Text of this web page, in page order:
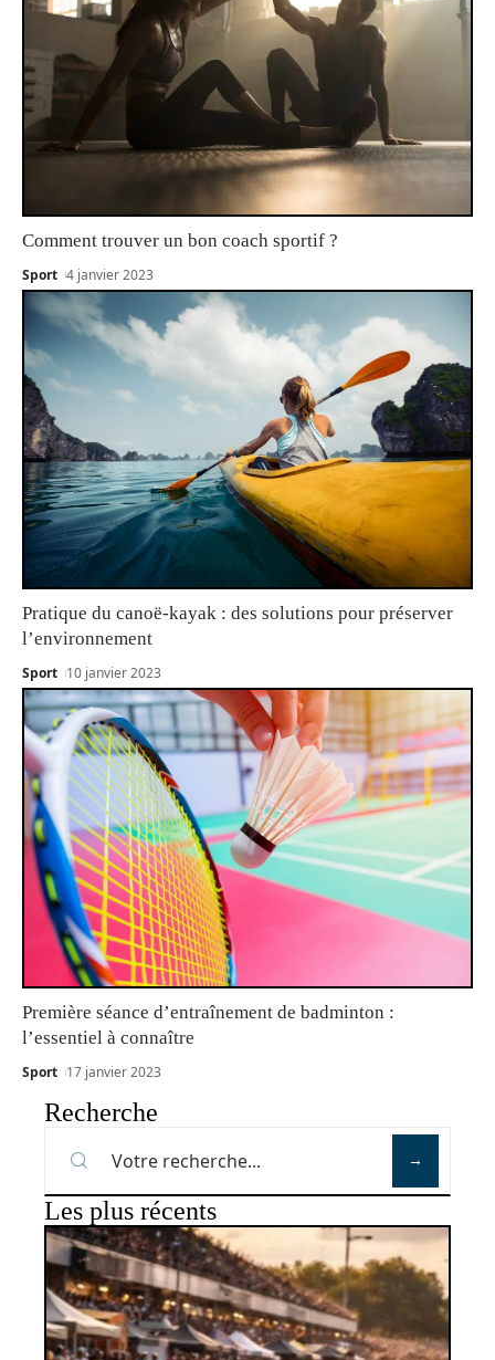
Comment trouver un bon coach sportif ?
Sport 4 janvier 2023
Pratique du canoë-kayak : des solutions pour préserver
l’environnement
Sport 10 janvier 2023
Première séance d’entraînement de badminton :
l’essentiel à connaître
Sport 17 janvier 2023
Recherche
Les plus récents